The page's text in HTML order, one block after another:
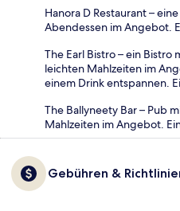
Hanora D Restaurant –
Abendessen im Angebot.
The Earl Bistro – ein
leichten Mahlzeiten im
einem Drink entspannen.
The Ballyneety Bar – Pub
Mahlzeiten im Angebot.
Gebühren &